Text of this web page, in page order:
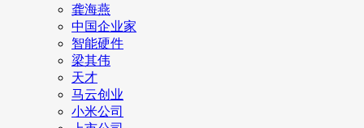
龚海燕
中国企业家
智能硬件
梁其伟
天才
马云创业
小米公司